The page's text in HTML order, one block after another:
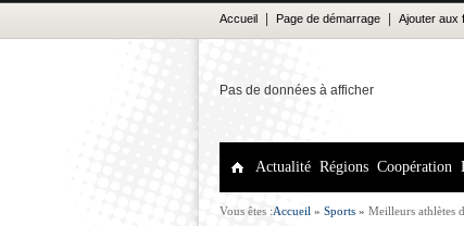
Accueil Page de démarrage Ajouter aux
Pas de données à afficher
Actualité Régions Coopération
Vous êtes :Accueil » Sports » Meilleurs athlètes